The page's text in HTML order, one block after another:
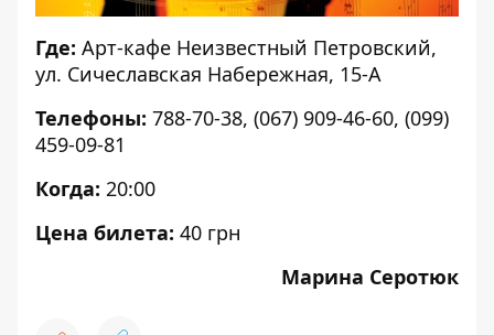
Где: Арт-кафе Неизвестный Петровский,
ул. Сичеславская Набережная, 15-А
Телефоны: 788-70-38, (067) 909-46-60, (099)
459-09-81
Когда: 20:00
Цена билета: 40 грн
Марина Серотюк